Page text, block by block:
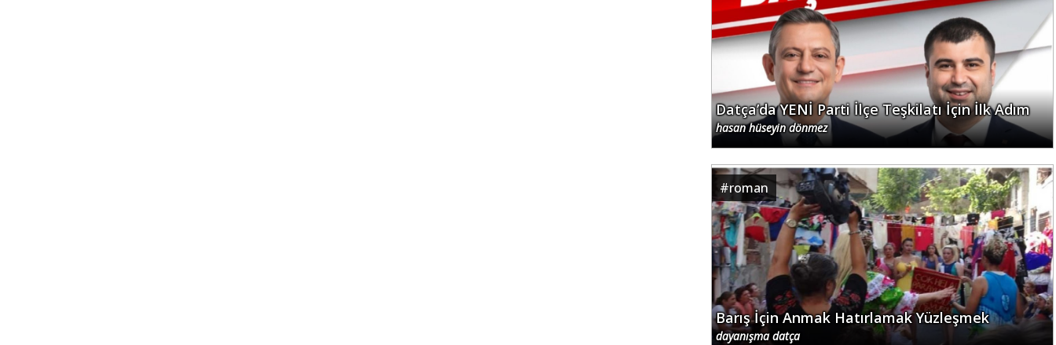
Datça’da YENİ Parti İlçe Teşkilatı İçin İlk Adım
hasan hüseyin dönmez
#roman
Barış İçin Anmak Hatırlamak Yüzleşmek
dayanışma datça